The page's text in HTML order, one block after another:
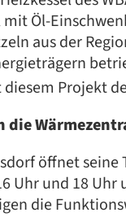
mit Öl-
aus der
diesem Projekt
die
öffnet
Uhr und 18
die